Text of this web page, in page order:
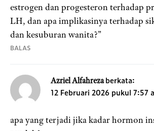
estrogen dan progesteron terhadap
LH, dan apa implikasinya terhadap
dan kesuburan wanita?”
BALAS
Azriel Alfahreza berkata:
12 Februari 2026 pukul 7:57
apa yang terjadi jika kadar hormon